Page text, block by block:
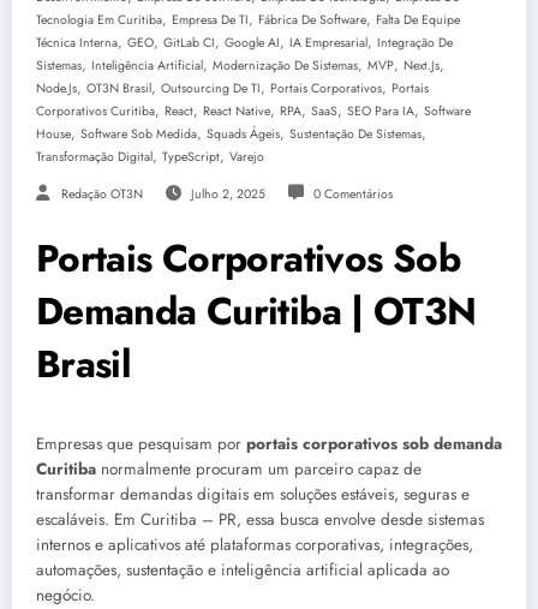
Tecnologia Em Curitiba, Empresa De TI, Fábrica De Software, Falta De Equipe
Técnica Interna, GEO, GitLab CI, Google AI, IA Empresarial, Integração De
Sistemas, Inteligência Artificial, Modernização De Sistemas, MVP, Next.js,
Node.js, OT3N Brasil, Outsourcing De TI, Portais Corporativos, Portais
Corporativos Curitiba, React, React Native, RPA, SaaS, SEO Para IA, Software
House, Software Sob Medida, Squads Ágeis, Sustentação De Sistemas,
Transformação Digital, TypeScript, Varejo
Redação OT3N Julho 2, 2025 0 Comentários
Portais Corporativos Sob
Demanda Curitiba | OT3N
Brasil
Empresas que pesquisam por portais corporativos sob demanda
Curitiba normalmente procuram um parceiro capaz de
transformar demandas digitais em soluções estáveis, seguras e
escaláveis. Em Curitiba – PR, essa busca envolve desde sistemas
internos e aplicativos até plataformas corporativas, integrações,
automações, sustentação e inteligência artificial aplicada ao
negócio.